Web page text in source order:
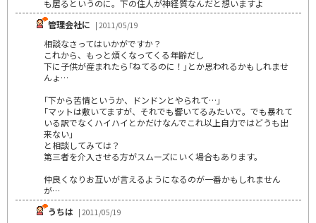
も居るというのに。下の住人が神経質なんだと想いますよ
管理会社に | 2011/05/19
相談なさってはいかがですか？
これから、もっと煩くなってくる年齢だし
下に子供が産まれたら｢ねてるのに！｣とか思われるかもしれませ
んょ…
｢下から苦情というか、ドンドンとやられて…｣
｢マットは敷いてますが、それでも響いてるみたいで。でも暴れて
いる訳でなくハイハイとかだけなんでこれ以上自力ではどうも出
来ない｣
と相談してみては？
第三者を介入させる方がスムーズにいく場合もあります。
仲良くなりお互いが言えるようになるのが一番かもしれません
が…
うちは | 2011/05/19